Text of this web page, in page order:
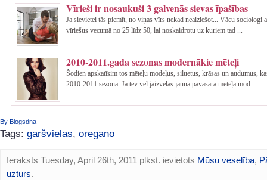
Vīrieši ir nosaukuši 3 galvenās sievas īpašības
Ja sievietei tās piemīt, no viņas vīrs nekad neaiziešot... Vācu sociologi
vīriešus vecumā no 25 līdz 50, lai noskaidrotu uz kuriem tad ...
2010-2011.gada sezonas modernākie mēteļi
Šodien apskatīsim tos mēteļu modeļus, siluetus, krāsas un audumus,
2010-2011 sezonā. Ja tev vēl jāizvēlas jaunā pavasara mēteļa mod ...
By Blogsdna
Tags: garšvielas, oregano
Ieraksts Tuesday, April 26th, 2011 plkst. ievietots Mūsu veselība,
uzturs.